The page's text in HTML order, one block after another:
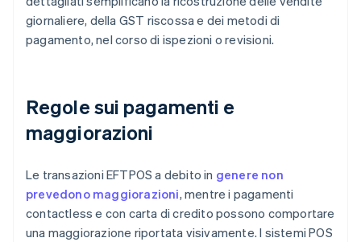
giornaliere, della GST riscossa e dei metodi di
pagamento, nel corso di ispezioni o revisioni.
Regole sui pagamenti e
maggiorazioni
Le transazioni EFTPOS a debito in genere non
prevedono maggiorazioni, mentre i pagamenti
contactless e con carta di credito possono comportare
una maggiorazione riportata visivamente. I sistemi POS